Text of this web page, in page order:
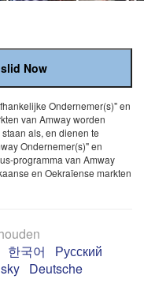
Ondernemer(s)" en
van Amway worden
​​als, en dienen te
Ondernemer(s)" en
programma van Amway
en Oekraïense markten
한국어
Русский
Deutsche